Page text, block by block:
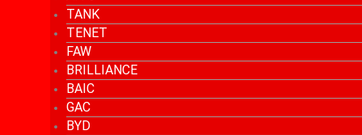
TANK
TENET
FAW
BRILLIANCE
BAIC
GAC
BYD